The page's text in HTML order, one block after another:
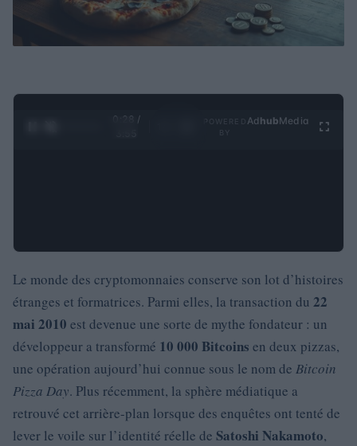
0:29 /
Ad hubMedia
Le monde des cryptomonnaies conserve son lot d’histoires
étranges et formatrices. Parmi elles, la transaction du 22
mai 2010 est devenue une sorte de mythe fondateur : un
développeur a transformé 10 000 Bitcoins en deux pizzas,
une opération aujourd’hui connue sous le nom de Bitcoin
Pizza Day. Plus récemment, la sphère médiatique a
retrouvé cet arrière-plan lorsque des enquêtes ont tenté de
lever le voile sur l’identité réelle de Satoshi Nakamoto,